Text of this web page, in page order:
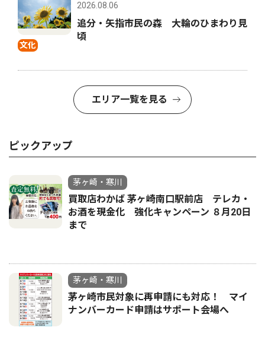
文化
2026.08.06
追分・矢指市民の森 大輪のひまわり見
頃
エリア一覧を見る
ピックアップ
茅ヶ崎・寒川
買取店わかば 茅ヶ崎南口駅前店 テレカ・
お酒を現金化 強化キャンペーン ８月20日
まで
茅ヶ崎・寒川
茅ヶ崎市民対象に再申請にも対応！ マイ
ナンバーカード申請はサポート会場へ